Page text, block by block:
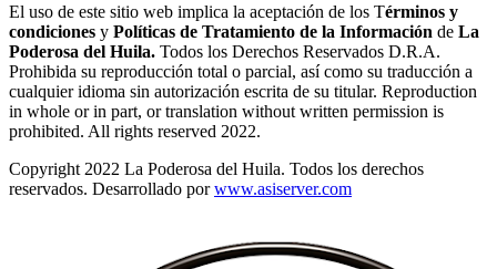
El uso de este sitio web implica la aceptación de los Términos y
condiciones y Políticas de Tratamiento de la Información de La
Poderosa del Huila. Todos los Derechos Reservados D.R.A.
Prohibida su reproducción total o parcial, así como su traducción a
cualquier idioma sin autorización escrita de su titular. Reproduction
in whole or in part, or translation without written permission is
prohibited. All rights reserved 2022.
Copyright 2022 La Poderosa del Huila. Todos los derechos
reservados. Desarrollado porwww.asiserver.com